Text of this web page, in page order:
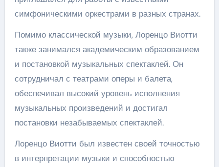
симфоническими оркестрами в разных странах.
Помимо классической музыки, Лоренцо Виотти
также занимался академическим образованием
и постановкой музыкальных спектаклей. Он
сотрудничал с театрами оперы и балета,
обеспечивал высокий уровень исполнения
музыкальных произведений и достигал
постановки незабываемых спектаклей.
Лоренцо Виотти был известен своей точностью
в интерпретации музыки и способностью